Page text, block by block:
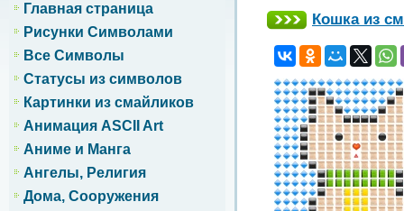
Главная страница
Рисунки Символами
Все Символы
Статусы из символов
Картинки из смайликов
Анимация ASCII Art
Аниме и Манга
Ангелы, Религия
Дома, Сооружения
Кошка из